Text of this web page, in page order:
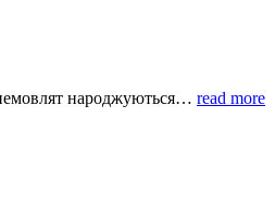
немовлят народжуються… read more